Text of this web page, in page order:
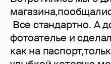
Все стандартно. А
фотоателье и
как на